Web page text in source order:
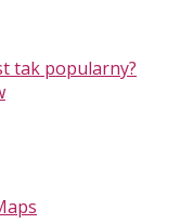
tak popularny?